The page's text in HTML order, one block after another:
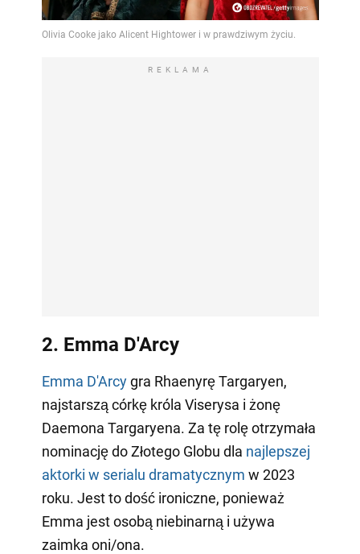
Video
REKLAMA
2. Emma D'Arcy
Emma D'Arcygra Rhaenyrę Targaryen,
najstarszą córkę króla Viserysa i żonę
Daemona Targaryena. Za tę rolę otrzymała
nominację do Złotego Globu dla najlepszej
aktorki w serialu dramatycznym w 2023
roku. Jest to dość ironiczne, ponieważ
Emma jest osobą niebinarną i używa
zaimka oni/ona.